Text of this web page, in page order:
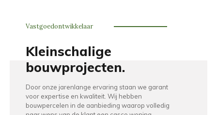
Vastgoedontwikkelaar
Kleinschalige
bouwprojecten.
Door onze jarenlange ervaring staan we garant
voor expertise en kwaliteit. Wij hebben
bouwpercelen in de aanbieding waarop volledig